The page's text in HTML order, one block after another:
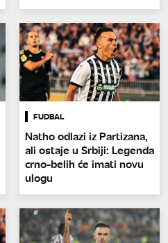
FUDBAL
Natho odlazi iz Partizana,
ali ostaje u Srbiji: Legenda
crno-belih će imati novu
ulogu